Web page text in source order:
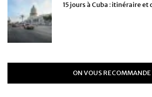
15 jours à Cuba : itinéraire
ON VOUS RECOMMANDE